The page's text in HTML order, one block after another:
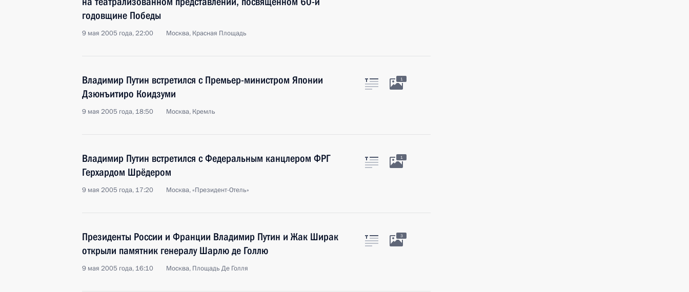
годовщине Победы
9 мая 2005 года, 22:00 Москва, Красная Площадь
Владимир Путин встретился с Премьер-министром Японии
Дзюнъитиро Коидзуми
9 мая 2005 года, 18:50 Москва, Кремль
1
Владимир Путин встретился с Федеральным канцлером ФРГ
Герхардом Шрёдером
9 мая 2005 года, 17:20 Москва, «Президент-Отель»
1
Президенты России и Франции Владимир Путин и Жак Ширак
открыли памятник генералу Шарлю де Голлю
9 мая 2005 года, 16:10 Москва, Площадь Де Голля
3